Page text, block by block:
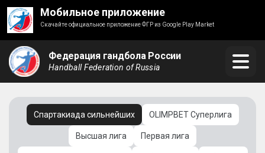
Мобильное приложение
Скачайте официальное приложение ФГР из Google Play Market
Федерация гандбола России
Handball Federation of Russia
Спартакиада сильнейших OLIMPBET Суперлига
Высшая лига Первая лига